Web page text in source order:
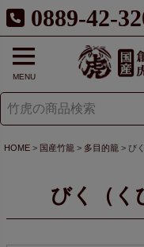
0889-42-
MENU
HOME 国産竹籠 多目的籠 び
びく（く